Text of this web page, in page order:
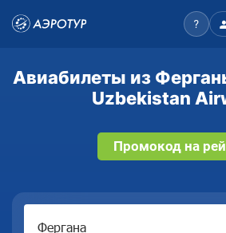
Авиабилеты из
Uzbekistan
Промокод на